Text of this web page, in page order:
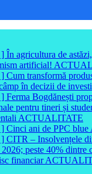
] În agricultura de
artificial!
] Cum transformă
în decizii de
] Ferma Bogdănești
pentru tineri și
ACTUALITATE
] Cinci ani de PPC blue
] CITR – Insolvențele
peste 40% dintre
financiar